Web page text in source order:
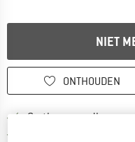
NIET
ONTHOUDEN
Gratis verzending